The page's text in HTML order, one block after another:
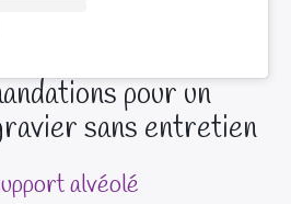
pour un
sans entretien
alvéolé